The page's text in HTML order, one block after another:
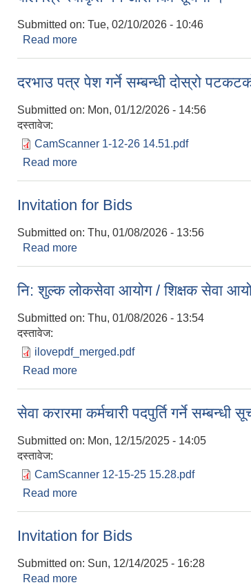
Submitted on: Tue, 02/10/2026 - 10:46
Read more
दरभाउ पत्र पेश गर्ने सम्बन्धी दोस्रो
Submitted on: Mon, 01/12/2026 - 14:56
दस्तावेज:
CamScanner 1-12-26 14.51.pdf
Read more
Invitation for Bids
Submitted on: Thu, 01/08/2026 - 13:56
Read more
नि: शुल्क लोकसेवा आयोग / शिक्षक सेवा
Submitted on: Thu, 01/08/2026 - 13:54
दस्तावेज:
ilovepdf_merged.pdf
Read more
सेवा करारमा कर्मचारी पदपुर्ति गर्ने सम्बन्धी
Submitted on: Mon, 12/15/2025 - 14:05
दस्तावेज:
CamScanner 12-15-25 15.28.pdf
Read more
Invitation for Bids
Submitted on: Sun, 12/14/2025 - 16:28
Read more